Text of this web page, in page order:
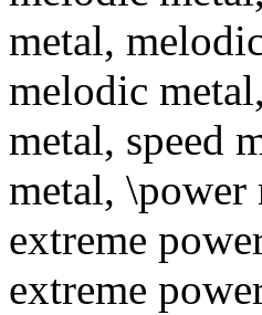
metal,
melodic
metal, speed
metal, \power
extreme
extreme